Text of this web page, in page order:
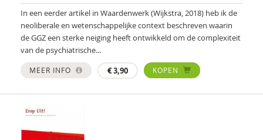
Michiel Klaver
Aafje Knispel
Bauke Koekkoek
Maria Koelen
In een eerder artikel in Waardenwerk (Wijkstra, 2018) heb ik de
neoliberale en wetenschappelijke context beschreven waarin
de GGZ een sterke neiging heeft ontwikkeld om de complexiteit
van de psychiatrische...
MEER INFO €3,90 KOPEN